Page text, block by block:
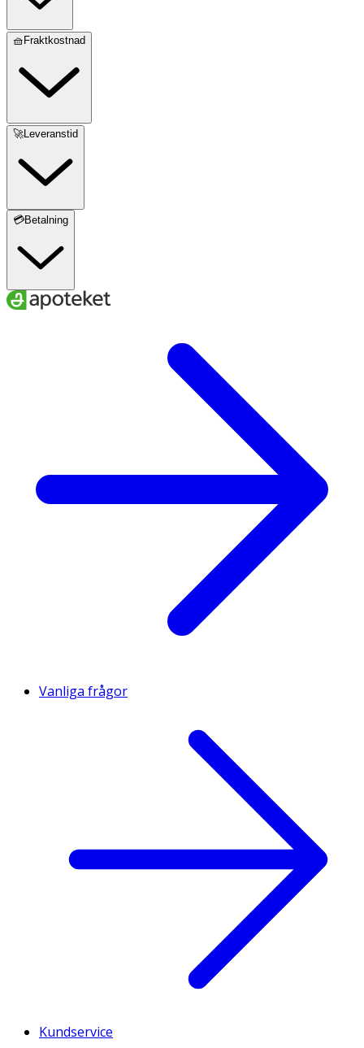
🧺Fraktkostnad
🚀Leveranstid
💳Betalning
Vanliga frågor
Kundservice